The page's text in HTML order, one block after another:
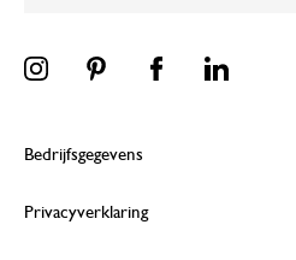
Bedrijfsgegevens
Privacyverklaring